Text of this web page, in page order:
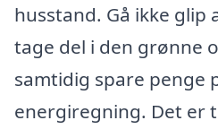
husstand. Gå ikke glip
tage del i den grønne
samtidig spare penge
energiregning. Det er